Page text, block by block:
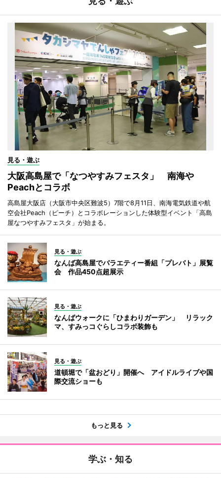
見る・遊ぶ
大阪高島屋で「なつやすみフェスタ」 南海や
Peachとコラボ
高島屋大阪店（大阪市中央区難波5）7階で8月11日、南海電気鉄道や航
空会社Peach（ピーチ）とコラボレーションした体験型イベント「高島
屋なつやすみフェスタ」が始まる。
見る・遊ぶ
なんば高島屋でバラエティー番組「プレバト」展覧
会 作品450点超展示
見る・遊ぶ
なんばウォークに「ひまわりガーデン」 リラック
マ、すみっコぐらしコラボ装飾も
見る・遊ぶ
道頓堀で「盆おどり」開催へ アイドルライブや国
際交流ショーも
もっと見る
学ぶ・知る